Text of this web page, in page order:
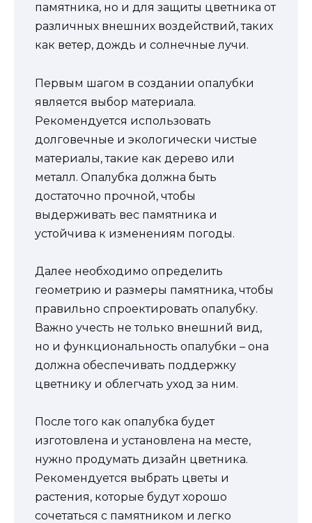
памятника, но и для защиты цветника от
различных внешних воздействий, таких
как ветер, дождь и солнечные лучи.
Первым шагом в создании опалубки
является выбор материала.
Рекомендуется использовать
долговечные и экологически чистые
материалы, такие как дерево или
металл. Опалубка должна быть
достаточно прочной, чтобы
выдерживать вес памятника и
устойчива к изменениям погоды.
Далее необходимо определить
геометрию и размеры памятника, чтобы
правильно спроектировать опалубку.
Важно учесть не только внешний вид,
но и функциональность опалубки – она
должна обеспечивать поддержку
цветнику и облегчать уход за ним.
После того как опалубка будет
изготовлена и установлена на месте,
нужно продумать дизайн цветника.
Рекомендуется выбрать цветы и
растения, которые будут хорошо
сочетаться с памятником и легко